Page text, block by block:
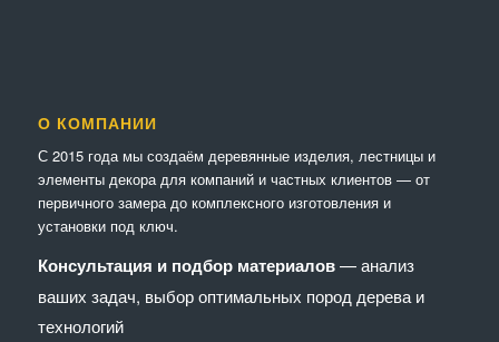
О КОМПАНИИ
С 2015 года мы создаём деревянные изделия, лестницы и
элементы декора для компаний и частных клиентов — от
первичного замера до комплексного изготовления и
установки под ключ.
Консультация и подбор материалов— анализ
ваших задач, выбор оптимальных пород дерева и
технологий